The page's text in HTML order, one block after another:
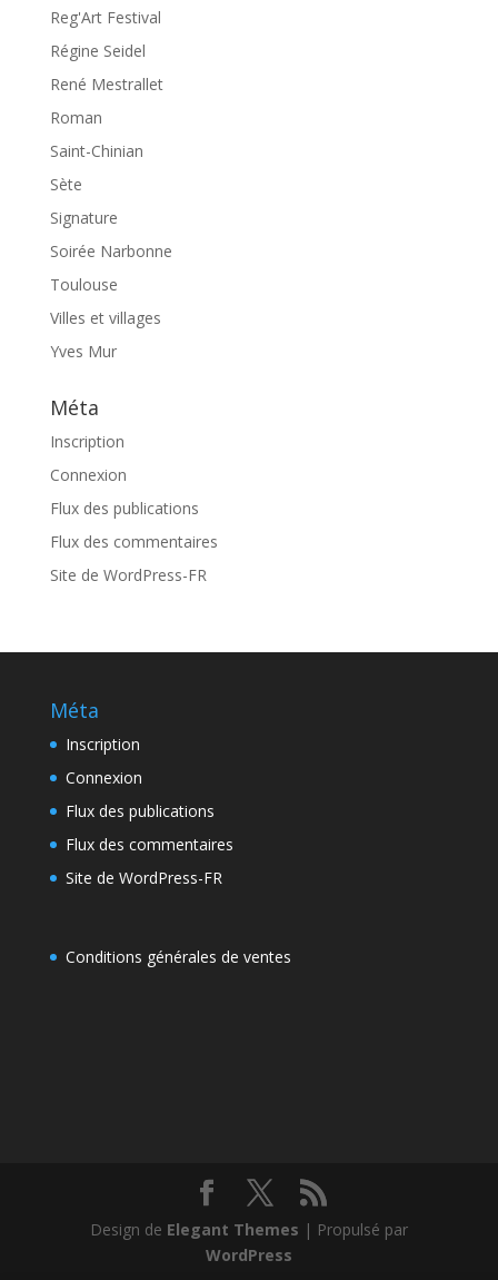
Reg'Art Festival
Régine Seidel
René Mestrallet
Roman
Saint-Chinian
Sète
Signature
Soirée Narbonne
Toulouse
Villes et villages
Yves Mur
Méta
Inscription
Connexion
Flux des publications
Flux des commentaires
Site de WordPress-FR
Méta
Inscription
Connexion
Flux des publications
Flux des commentaires
Site de WordPress-FR
Conditions générales de ventes
Design de Elegant Themes | Propulsé par
WordPress